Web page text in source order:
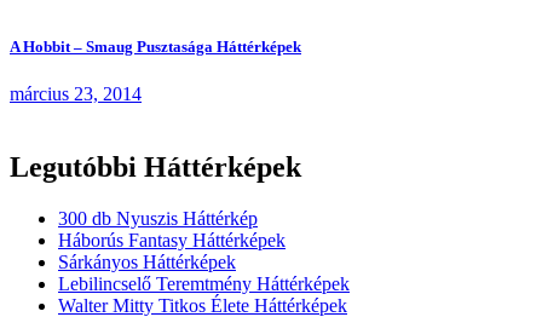
A Hobbit – Smaug Pusztasága Háttérképek
március 23, 2014
Legutóbbi Háttérképek
300 db Nyuszis Háttérkép
Háborús Fantasy Háttérképek
Sárkányos Háttérképek
Lebilincselő Teremtmény Háttérképek
Walter Mitty Titkos Élete Háttérképek